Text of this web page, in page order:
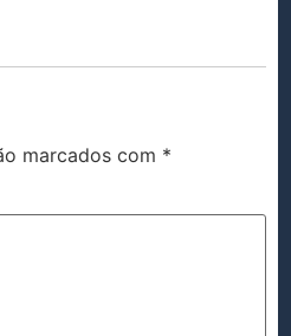
marcados com *